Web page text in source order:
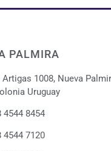
PALMIRA
Artigas 1008, Nueva
Uruguay
4544 8454
4544 7120